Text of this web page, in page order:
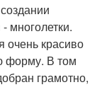
многолетки.
очень красиво
форму. В том
грамотно,